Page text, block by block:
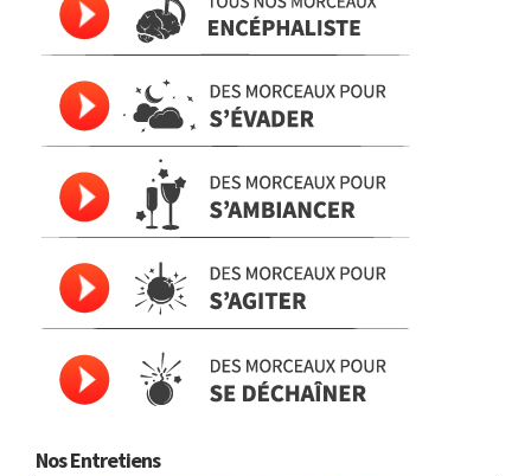
Nos Entretiens